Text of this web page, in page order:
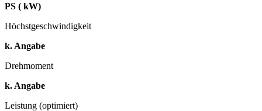
PS ( kW)
Höchstgeschwindigkeit
k. Angabe
Drehmoment
k. Angabe
Leistung (optimiert)